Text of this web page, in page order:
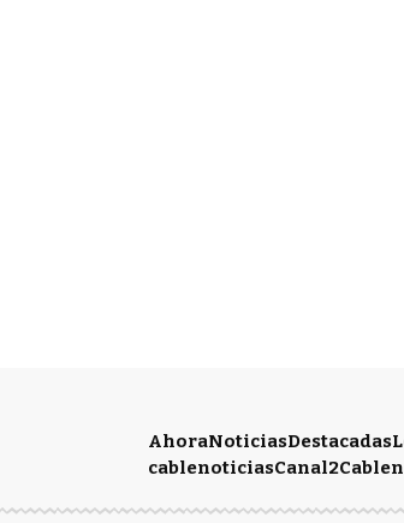
AhoraNoticiasDestacadas
cablenoticiasCanal2